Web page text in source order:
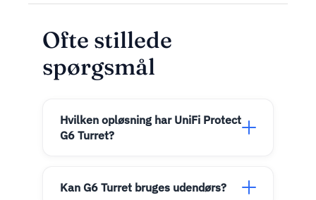
Ofte stillede
spørgsmål
Hvilken opløsning har UniFi Protect
G6 Turret?
Kan G6 Turret bruges udendørs?